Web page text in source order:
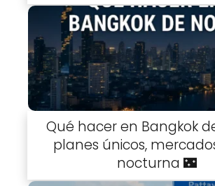
Qué hacer en Bangkok
planes únicos,
nocturna 🌃